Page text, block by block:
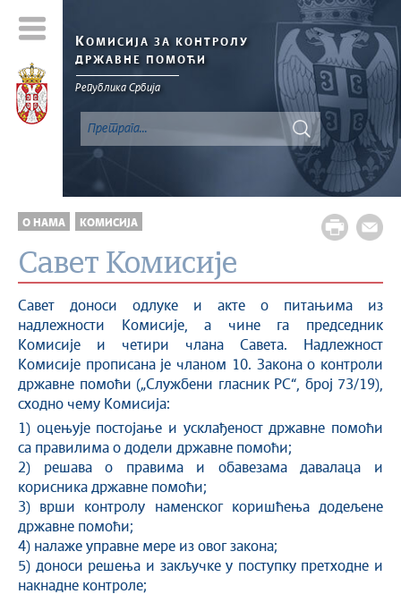
КОМИСИЈА ЗА КОНТРОЛУ
ДРЖАВНЕ ПОМОЋИ
Република Србија
О НАМА КОМИСИЈА
Савет Комисије
Савет доноси одлуке и акте о питањима из
надлежности Комисије, а чине га председник
Комисије и четири члана Савета. Надлежност
Комисије прописана је чланом 10. Закона о контроли
државне помоћи („Службени гласник РС“, број 73/19),
сходно чему Комисија:
1) оцењује постојање и усклађеност државне помоћи
са правилима о додели државне помоћи;
2) решава о правима и обавезама давалаца и
корисника државне помоћи;
3) врши контролу наменског коришћења додељене
државне помоћи;
4) налаже управне мере из овог закона;
5) доноси решења и закључке у поступку претходне и
накнадне контроле;